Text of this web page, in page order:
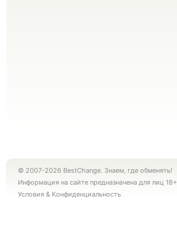
© 2007-2026 BestChange. Знаем, где обменять!
Информация на сайте предназначена для лиц 18+
Условия & Конфиденциальность